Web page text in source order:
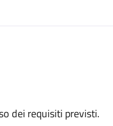
dei requisiti previsti.